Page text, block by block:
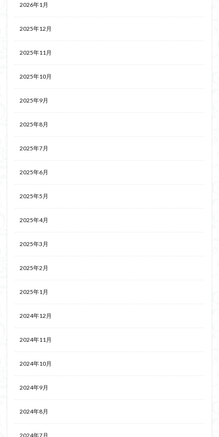
2026年1月
2025年12月
2025年11月
2025年10月
2025年9月
2025年8月
2025年7月
2025年6月
2025年5月
2025年4月
2025年3月
2025年2月
2025年1月
2024年12月
2024年11月
2024年10月
2024年9月
2024年8月
2024年7月